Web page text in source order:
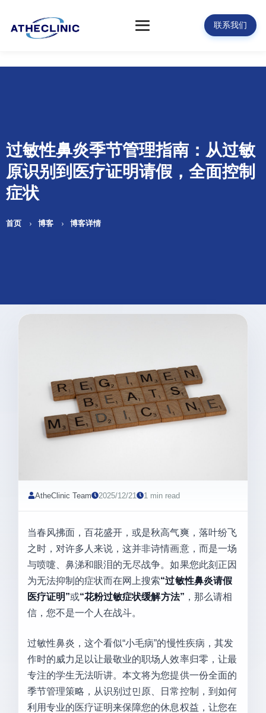
联系我们
过敏性鼻炎季节管理指南：从过敏
原识别到医疗证明请假，全面控制
症状
首页 博客 博客详情
AtheClinic Team 2025/12/21 1 min read
当春风拂面，百花盛开，或是秋高气爽，落叶纷飞
之时，对许多人来说，这并非诗情画意，而是一场
与喷嚏、鼻涕和眼泪的无尽战争。如果您此刻正因
为无法抑制的症状而在网上搜索“过敏性鼻炎请假
医疗证明”或“花粉过敏症状缓解方法” ，那么请相
信，您不是一个人在战斗。
过敏性鼻炎，这个看似“小毛病”的慢性疾病，其发
作时的威力足以让最敬业的职场人效率归零，让最
专注的学生无法听讲。本文将为您提供一份全面的
季节管理策略，从识别过민原、日常控制，到如何
利用专业的医疗证明来保障您的休息权益，让您在